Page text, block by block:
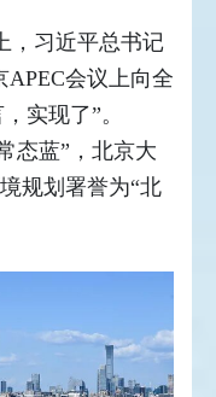
，习近平总书记
会议上向全
实现了”。
态蓝”，北京大
规划署誉为“北